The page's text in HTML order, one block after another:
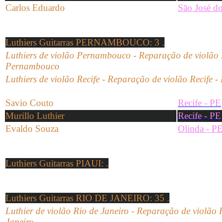
Carlos Eduardo
São José
Luthiers Guitarras PERNAMBOUCO: 3 .
Luthiers de violão Pernambouco - Reparação de violão
Pernambouco
Luthiers de violão Recife - Reparação de violão Recife
Savio Couto
Recife - PE
Murillo Luthier
Recife - PE
Evaldo Souza
Olinda -
Luthiers Guitarras PIAUI: .
Luthiers Guitarras RIO DE JANEIRO: 35 .
Luthier de violão Rio de Janeiro - Reparação de violão